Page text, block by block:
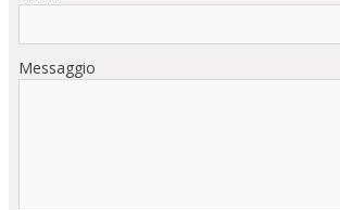
Messaggio